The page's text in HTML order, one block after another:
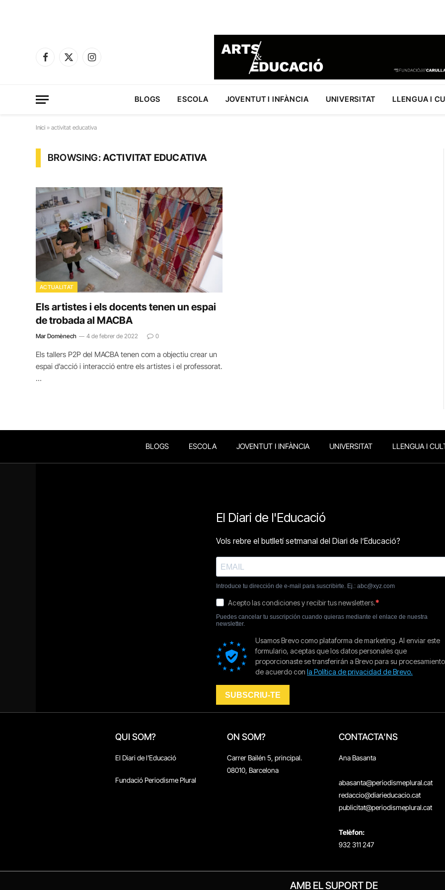
Facebook
X
Instagram
BLOGS ESCOLA JOVENTUT I INFÀNCIA UNIVERSITAT LLENGUA I
Inici » activitat educativa
BROWSING:ACTIVITAT EDUCATIVA
ACTUALITAT
Els artistes i els docents tenen un espai
de trobada al MACBA
Mar Domènech 4 de febrer de 2022 0
Els tallers P2P del MACBA tenen com a objectiu crear un
espai d’acció i interacció entre els artistes i el professorat.
…
BLOGS ESCOLA JOVENTUT I INFÀNCIA UNIVERSITAT LLENGUA I
QUI SOM?
El Diari de l'Educació
Fundació Periodisme Plural
ON SOM?
Carrer Bailén 5, principal.
08010, Barcelona
CONTACTA'NS
Ana Basanta
abasanta@periodismeplural.cat
redaccio@diarieducacio.cat
publicitat@periodismeplural.cat
Telèfon:
932 311 247
AMB EL SUPORT DE